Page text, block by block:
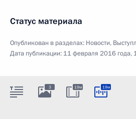
Статус материала
Опубликован в разделах: Новости,
Дата публикации: 11 февраля 2016 года,
3 19м 19м